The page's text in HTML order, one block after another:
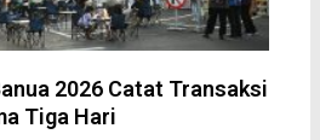
2026 Catat Transaksi
Tiga Hari